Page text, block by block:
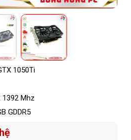
1050Ti
1392 Mhz
GDDR5